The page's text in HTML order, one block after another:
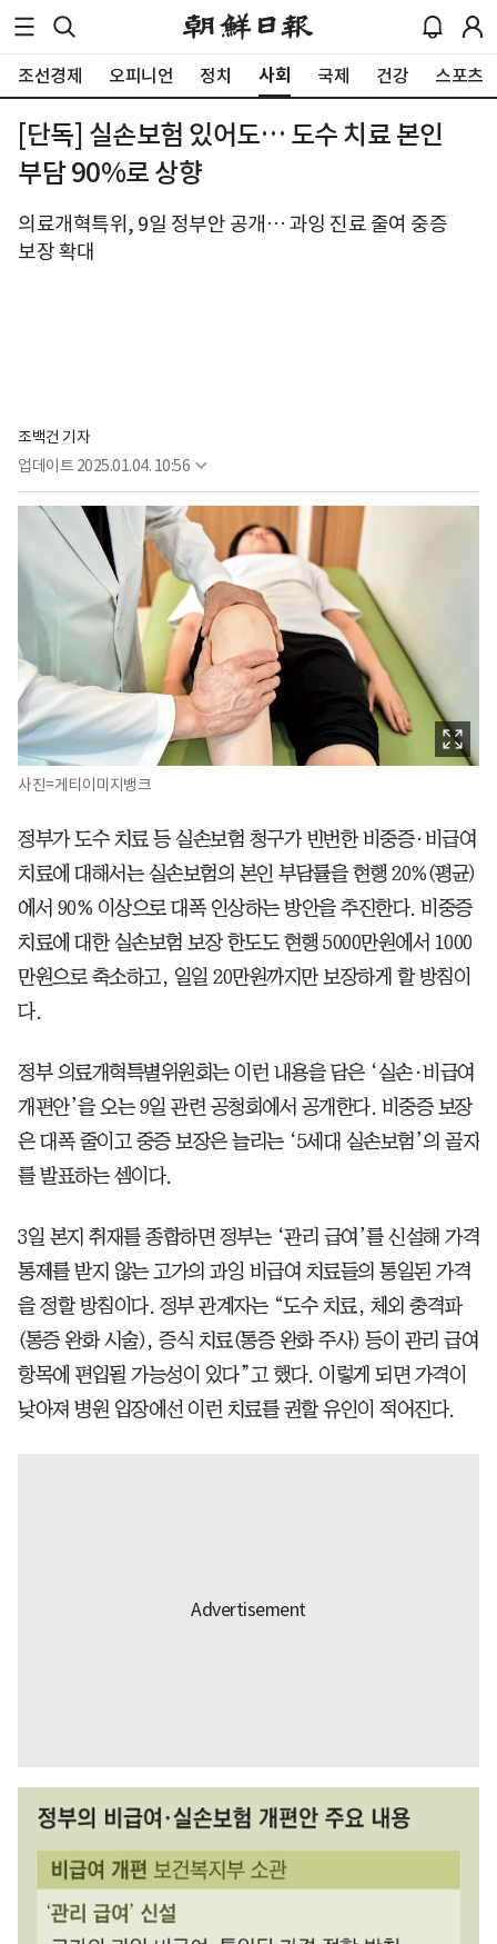
조선경제 오피니언 정치 사회 국제 건강 스포츠
[단독] 실손보험 있어도… 도수 치료 본인
부담 90%로 상향
의료개혁특위, 9일 정부안 공개… 과잉 진료 줄여 중증
보장 확대
조백건 기자
업데이트 2025.01.04. 10:56
사진=게티이미지뱅크
정부가 도수 치료 등 실손보험 청구가 빈번한 비중증·비급여
치료에 대해서는 실손보험의 본인 부담률을 현행 20%(평균)
에서 90% 이상으로 대폭 인상하는 방안을 추진한다. 비중증
치료에 대한 실손보험 보장 한도도 현행 5000만원에서 1000
만원으로 축소하고, 일일 20만원까지만 보장하게 할 방침이
다.
정부 의료개혁특별위원회는 이런 내용을 담은 ‘실손·비급여
개편안’을 오는 9일 관련 공청회에서 공개한다. 비중증 보장
은 대폭 줄이고 중증 보장은 늘리는 ‘5세대 실손보험’의 골자
를 발표하는 셈이다.
3일 본지 취재를 종합하면 정부는 ‘관리 급여’를 신설해 가격
통제를 받지 않는 고가의 과잉 비급여 치료들의 통일된 가격
을 정할 방침이다. 정부 관계자는 “도수 치료, 체외 충격파
(통증 완화 시술), 증식 치료(통증 완화 주사) 등이 관리 급여
항목에 편입될 가능성이 있다”고 했다. 이렇게 되면 가격이
낮아져 병원 입장에선 이런 치료를 권할 유인이 적어진다.